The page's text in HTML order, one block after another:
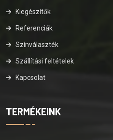
Kiegészítők
Referenciák
Színválaszték
Szállítási feltételek
Kapcsolat
TERMÉKEINK